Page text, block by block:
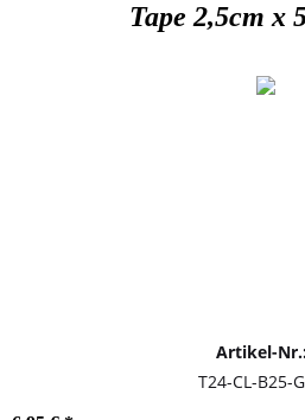
Tape 2,5cm x
Artikel-
T24-CL-B25-